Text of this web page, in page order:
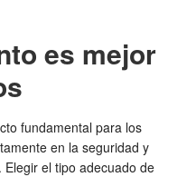
es mejor
fundamental para los
en la seguridad y
el tipo adecuado de